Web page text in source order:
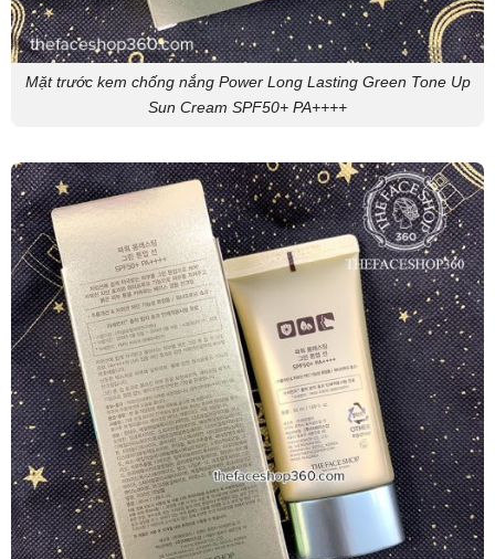
Mặt trước kem chống nắng Power Long Lasting Green Tone Up
Sun Cream SPF50+ PA++++